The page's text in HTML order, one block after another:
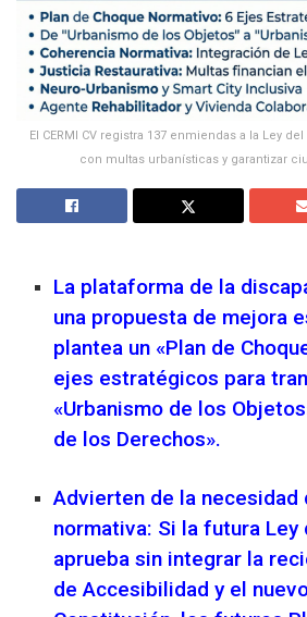
El CERMI CV registra 137 enmiendas a la Ley
con multas urbanísticas y garantizar
La plataforma de la
una propuesta de mejora
plantea un «Plan de
ejes estratégicos para
«Urbanismo de los
de los Derechos».
Advierten de la necesidad
normativa: Si la futura Ley
aprueba sin integrar la
de Accesibilidad y el